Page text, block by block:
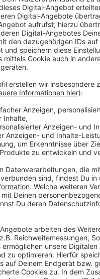
Beim Fußverkehrscheck
Vorschläge
zu verbessern. Diese
Feldweg - und die
Es gehe in
Situationen für
Feldweg zu verhindern.
bietet der Feldweg
Schrittgeschwindigkeit
eingehalten werde -
zu gefährlichen
eine Sperrung
Diese 30er-Zone sei
den zusätzlichen Verkehr
Sowohl Anwohner des
sehen ein Sperren des
- Treffpunkt ist der